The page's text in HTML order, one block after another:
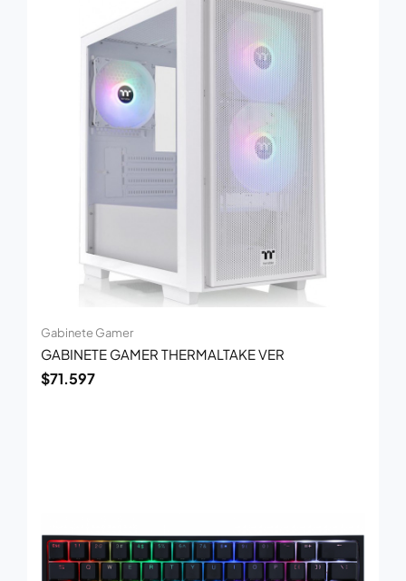
Gabinete Gamer
GABINETE GAMER THERMALTAKE VER
$71.597